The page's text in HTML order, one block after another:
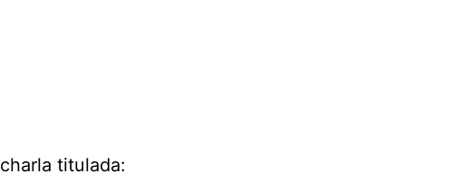
charla titulada: